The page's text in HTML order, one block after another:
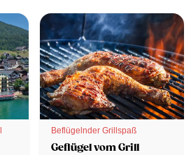
Beflügelnder Grillspaß
Geflügel vom Grill